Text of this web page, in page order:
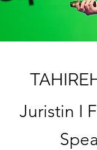
Juristin I